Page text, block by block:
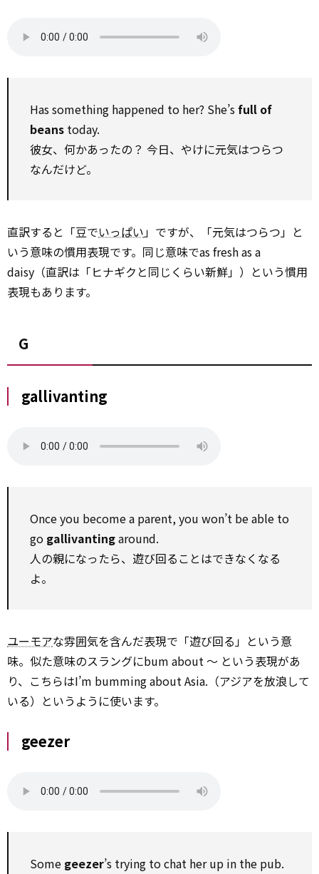
Has something happened to her? She’s full of
beans today.
彼女、何かあったの？ 今日、やけに元気はつらつ
なんだけど。
直訳すると「豆でいっぱい」ですが、「元気はつらつ」と
いう意味の慣用表現です。同じ意味でas fresh as a
daisy（直訳は「ヒナギクと同じくらい新鮮」）という慣用
表現もあります。
G
gallivanting
Once you become a parent, you won’t be able to
go gallivantingaround.
人の親になったら、遊び回ることはできなくなる
よ。
ユーモアな雰囲気を含んだ表現で「遊び回る」という意
味。似た意味のスラングにbum about ～ という表現があ
り、こちらはI’m bumming about Asia.（アジアを放浪して
いる）というように使います。
geezer
Some geezer’s trying to chat her up in the pub.